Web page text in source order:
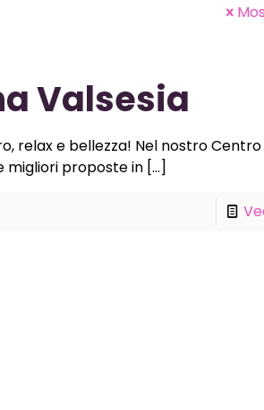
Valsesia
relax e bellezza! Nel nostro
migliori proposte in[…]